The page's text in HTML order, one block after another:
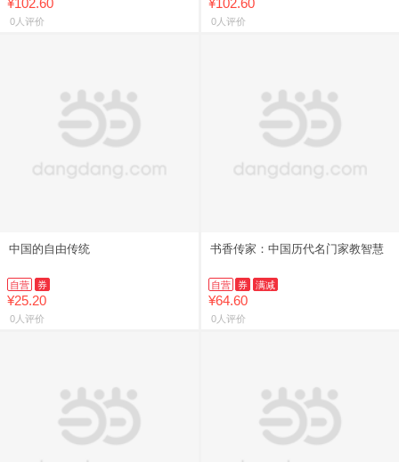
0人评价 0人评价
中国的自由传统
自营 券
¥25.20
0人评价
书香传家：中国历代名门家教智慧
自营 券 满减
¥64.60
0人评价